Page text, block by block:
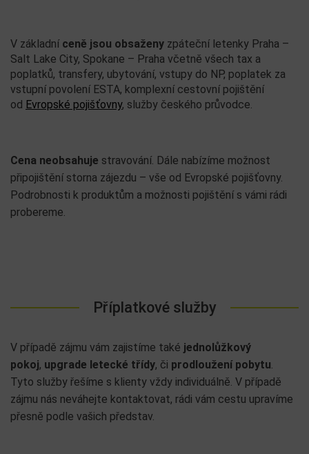
V základní ceně jsou obsaženy zpáteční letenky Praha –
Salt Lake City, Spokane – Praha včetně všech tax a
poplatků, transfery, ubytování, vstupy do NP, poplatek za
vstupní povolení ESTA, komplexní cestovní pojištění
od Evropské pojišťovny, služby českého průvodce.
Cena neobsahuje stravování. Dále nabízíme možnost
připojištění storna zájezdu – vše od Evropské pojišťovny.
Podrobnosti k produktům a možnosti pojištění s vámi rádi
probereme.
Příplatkové služby
V případě zájmu vám zajistíme také jednolůžkový
pokoj, upgrade letecké třídy, či prodloužení pobytu.
Tyto služby řešíme s klienty vždy individuálně. V případě
zájmu nás neváhejte kontaktovat, rádi vám cestu upravíme
přesně podle vašich představ.